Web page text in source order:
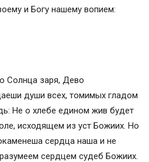
и Богу нашему вопием:
Солнца заря, Дево
души всех, томимых гладом
Не о хлебе едином жив будет
исходящем из уст Божиих. Но
сердца наша и не
сердцем судеб Божиих.